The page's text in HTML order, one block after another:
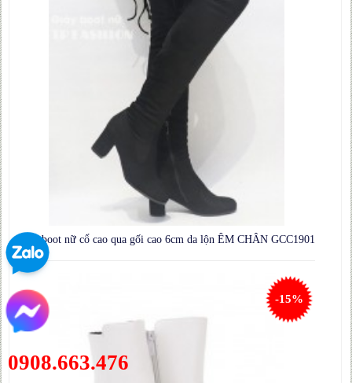
Giày boot nữ cổ cao qua gối cao 6cm da lộn ÊM CHÂN GCC1901
-15%
0908.663.476